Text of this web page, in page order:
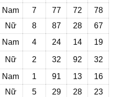
Nam 7 77 72
78
Nữ
8 87 28 67
Nam 4 24 14 19
Nữ 2 32 92 32
Nam 1 91 13
16
Nữ
5 29 28 23